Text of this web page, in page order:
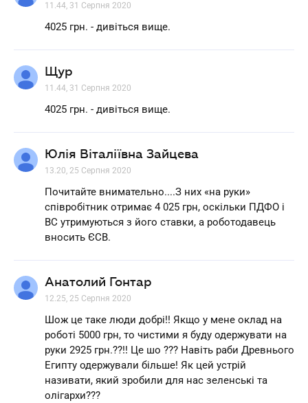
11.44, 31 Серпня 2020
4025 грн. - дивіться вище.
Щур
11.44, 31 Серпня 2020
4025 грн. - дивіться вище.
Юлія Віталіївна Зайцева
13.20, 25 Серпня 2020
Почитайте внимательно....З них «на руки»
співробітник отримає 4 025 грн, оскільки ПДФО і
ВС утримуються з його ставки, а роботодавець
вносить ЄСВ.
Анатолий Гонтар
12.25, 25 Серпня 2020
Шож це таке люди добрі!! Якщо у мене оклад на
роботі 5000 грн, то чистими я буду одержувати на
руки 2925 грн.??!! Це шо ??? Навіть раби Древнього
Египту одержували більше! Як цей устрій
називати, який зробили для нас зеленські та
олігархи???